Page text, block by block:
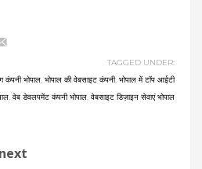
TAGGED UNDER:
कंपनी भोपाल, भोपाल की वेबसाइट कंपनी, भोपाल में टॉप आईटी
, वेब डेवलपमेंट कंपनी भोपाल, वेबसाइट डिज़ाइन सेवाएं भोपाल